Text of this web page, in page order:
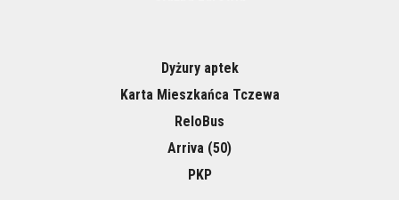
Dyżury aptek
Karta Mieszkańca Tczewa
ReloBus
Arriva (50)
PKP